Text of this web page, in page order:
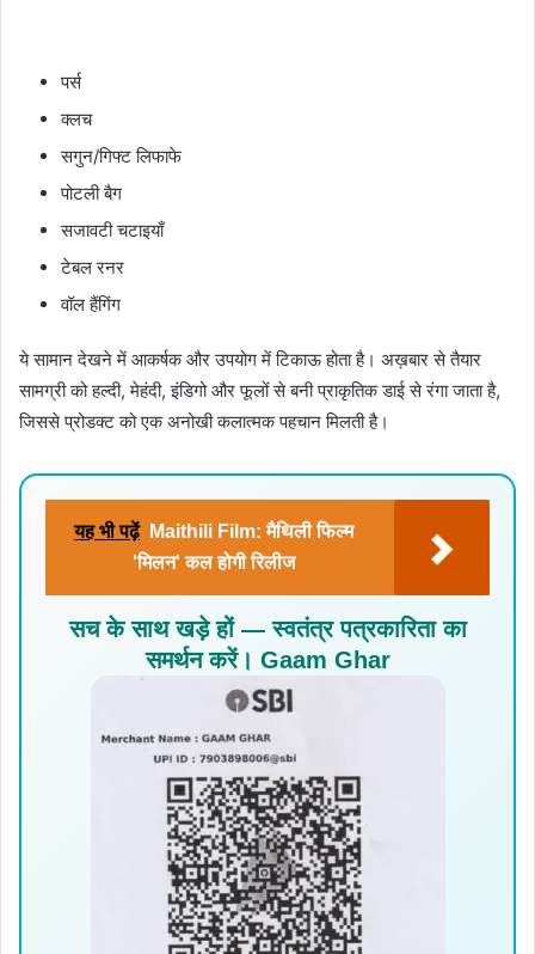
पर्स
क्लच
सगुन/गिफ्ट लिफाफे
पोटली बैग
सजावटी चटाइयाँ
टेबल रनर
वॉल हैंगिंग
ये सामान देखने में आकर्षक और उपयोग में टिकाऊ होता है। अख़बार से तैयार
सामग्री को हल्दी, मेहंदी, इंडिगो और फूलों से बनी प्राकृतिक डाई से रंगा जाता है,
जिससे प्रोडक्ट को एक अनोखी कलात्मक पहचान मिलती है।
यह भी पढ़ें
Maithili Film: मैथिली फिल्म
'मिलन' कल होगी रिलीज
सच के साथ खड़े हों — स्वतंत्र पत्रकारिता का
समर्थन करें। Gaam Ghar